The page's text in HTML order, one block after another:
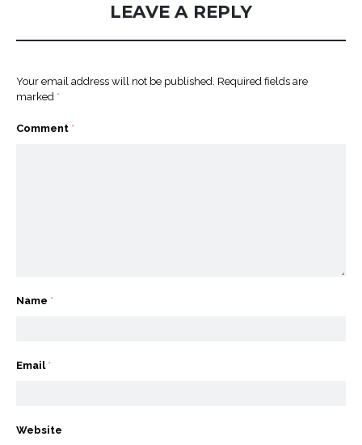
LEAVE A REPLY
Your email address will not be published. Required fields are
marked *
Comment *
Name *
Email *
Website